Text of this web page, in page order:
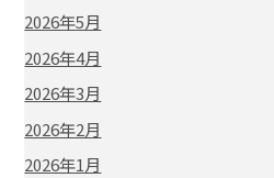
2026年5月
2026年4月
2026年3月
2026年2月
2026年1月